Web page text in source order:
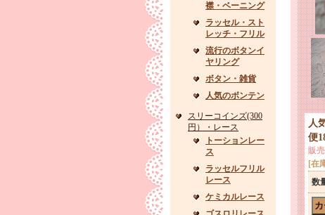
襟・ベーニング
ラッセル・スト
レッチ・フリル
流行のボタンイ
ヤリング
ボタン・雑貨
人気のボンテン
スリーコインズ(300
円）・レース
トーションレー
ス
ラッセルフリル
レース
ケミカルレース
人
便
販
[在
数